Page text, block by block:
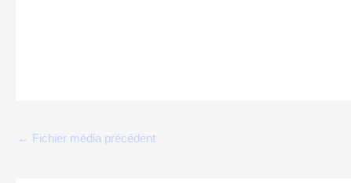
← Fichier média précédent